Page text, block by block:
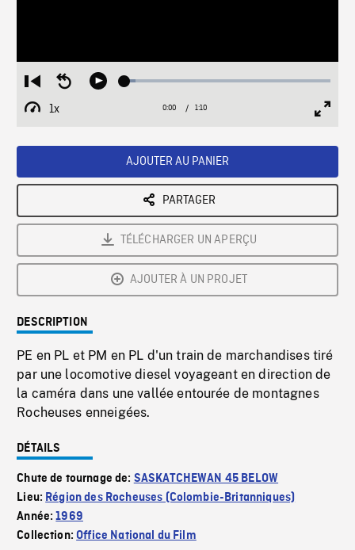
Restart
from
beginning
Seek
Play Loaded:
1x
Playback
Current
0:00 / Duration
1:10
AJOUTER AU PANIER
PARTAGER
TÉLÉCHARGER UN APERÇU
AJOUTER À UN PROJET
DESCRIPTION
PE en PL et PM en PL d'un train de marchandises tiré
par une locomotive diesel voyageant en direction de
la caméra dans une vallée entourée de montagnes
Rocheuses enneigées.
DÉTAILS
Chute de tournage de: SASKATCHEWAN 45 BELOW
Lieu: Région des Rocheuses (Colombie-Britanniques)
Année:1969
Collection:Office National du Film